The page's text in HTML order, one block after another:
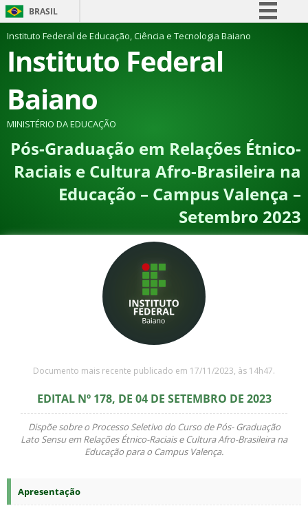
BRASIL
Simplifique!
Comunica BR
Canais
Instituto Federal de Educação, Ciência e Tecnologia Baiano
Instituto Federal
Baiano
MINISTÉRIO DA EDUCAÇÃO
Pós-Graduação em Relações Étnico-
Raciais e Cultura Afro-Brasileira na
Educação – Campus Valença –
Setembro 2023
Documento mais recente publicado em 17/11/2023, às 14h47.
EDITAL Nº 178, DE 04 DE SETEMBRO DE 2023
Dispõe sobre o Processo Seletivo do Curso de Pós- Graduação
Lato Sensu em Relações Étnico-Raciais e Cultura Afro-Brasileira na
Educação para o Campus Valença.
Apresentação